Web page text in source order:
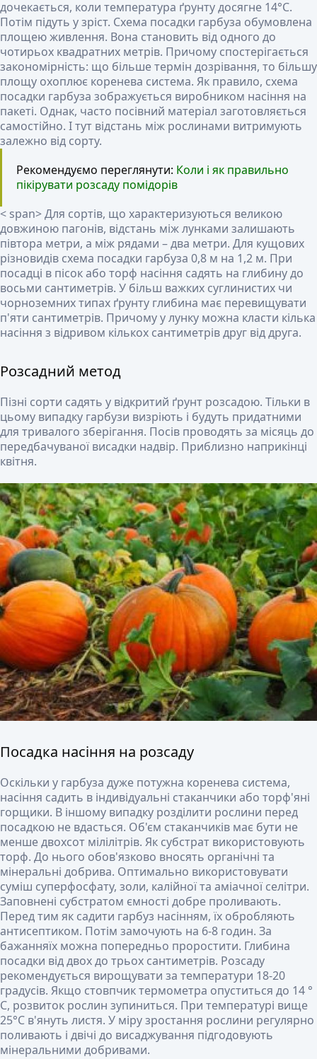
дочекається, коли температура ґрунту досягне 14°C.
Потім підуть у зріст. Схема посадки гарбуза обумовлена ​​
площею живлення. Вона становить від одного до
чотирьох квадратних метрів. Причому спостерігається
закономірність: що більше термін дозрівання, то більшу
площу охоплює коренева система. Як правило, схема
посадки гарбуза зображується виробником насіння на
пакеті. Однак, часто посівний матеріал заготовляється
самостійно. І тут відстань між рослинами витримують
залежно від сорту.
Рекомендуємо переглянути: Коли і як правильно
пікірувати розсаду помідорів
< span> Для сортів, що характеризуються великою
довжиною пагонів, відстань між лунками залишають
півтора метри, а між рядами – два метри. Для кущових
різновидів схема посадки гарбуза 0,8 м на 1,2 м. При
посадці в пісок або торф насіння садять на глибину до
восьми сантиметрів. У більш важких суглинистих чи
чорноземних типах ґрунту глибина має перевищувати
п'яти сантиметрів. Причому у лунку можна класти кілька
насіння з відривом кількох сантиметрів друг від друга.
Розсадний метод
Пізні сорти садять у відкритий ґрунт розсадою. Тільки в
цьому випадку гарбузи визріють і будуть придатними
для тривалого зберігання. Посів проводять за місяць до
передбачуваної висадки надвір. Приблизно наприкінці
квітня.
Посадка насіння на розсаду
Оскільки у гарбуза дуже потужна коренева система,
насіння садить в індивідуальні стаканчики або торф'яні
горщики. В іншому випадку розділити рослини перед
посадкою не вдасться. Об'єм стаканчиків має бути не
менше двохсот мілілітрів. Як субстрат використовують
торф. До нього обов'язково вносять органічні та
мінеральні добрива. Оптимально використовувати
суміш суперфосфату, золи, калійної та аміачної селітри.
Заповнені субстратом ємності добре проливають.
Перед тим як садити гарбуз насінням, їх обробляють
антисептиком. Потім замочують на 6-8 годин. За
бажанняїх можна попередньо проростити. Глибина
посадки від двох до трьох сантиметрів. Розсаду
рекомендується вирощувати за температури 18-20
градусів. Якщо стовпчик термометра опуститься до 14 °
C, розвиток рослин зупиниться. При температурі вище
25°C в'януть листя. У міру зростання рослини регулярно
поливають і двічі до висаджування підгодовують
мінеральними добривами.